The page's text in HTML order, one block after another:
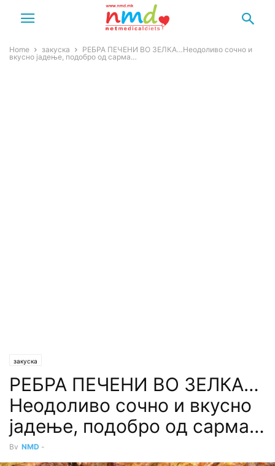
Home закуска
РЕБРА ПЕЧЕНИ ВО ЗЕЛКА…Неодоливо сочно и
вкусно јадење, подобро од сарма…
закуска
РЕБРА ПЕЧЕНИ ВО ЗЕЛКА…
Неодоливо сочно и вкусно
јадење, подобро од сарма…
By NMD -